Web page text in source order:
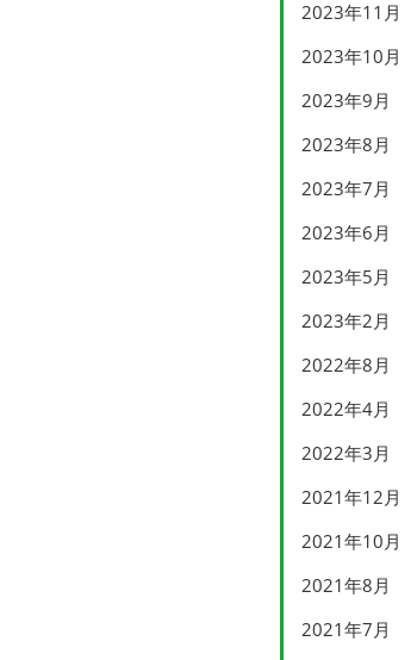
2023年11月
2023年10月
2023年9月
2023年8月
2023年7月
2023年6月
2023年5月
2023年2月
2022年8月
2022年4月
2022年3月
2021年12月
2021年10月
2021年8月
2021年7月